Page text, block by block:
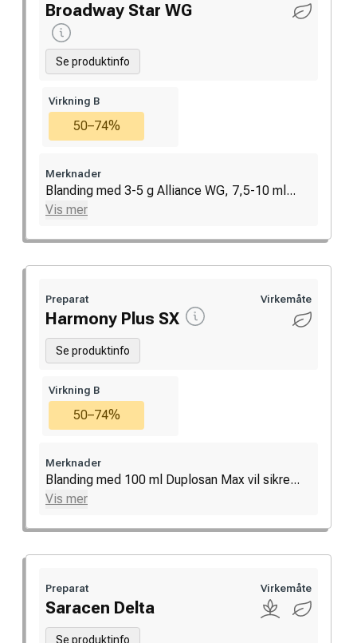
Broadway Star WG
Se produktinfo
Virkning B
50–74%
Merknader
Blanding med 3-5 g Alliance WG, 7,5-10 ml...
Vis mer
Preparat
Harmony Plus SX
Se produktinfo
Virkemåte
Virkning B
50–74%
Merknader
Blanding med 100 ml Duplosan Max vil sikre...
Vis mer
Preparat
Saracen Delta
Se produktinfo
Virkemåte